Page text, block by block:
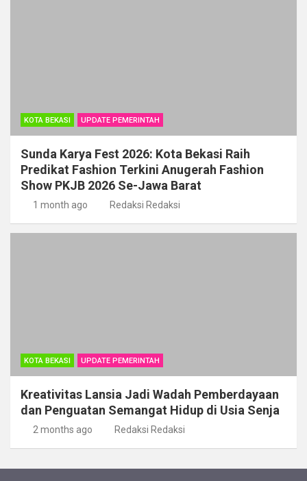
KOTA BEKASI UPDATE PEMERINTAH
Sunda Karya Fest 2026: Kota Bekasi Raih
Predikat Fashion Terkini Anugerah Fashion
Show PKJB 2026 Se-Jawa Barat
1 month ago Redaksi Redaksi
KOTA BEKASI UPDATE PEMERINTAH
Kreativitas Lansia Jadi Wadah Pemberdayaan
dan Penguatan Semangat Hidup di Usia Senja
2 months ago Redaksi Redaksi